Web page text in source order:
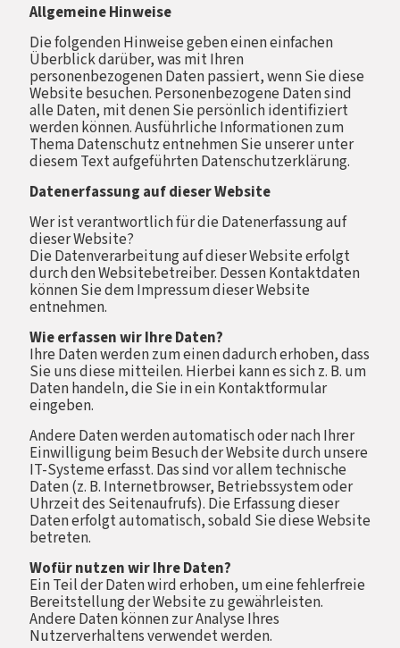
Allgemeine Hinweise
Die folgenden Hinweise geben einen einfachen
Überblick darüber, was mit Ihren
personenbezogenen Daten passiert, wenn Sie diese
Website besuchen. Personenbezogene Daten sind
alle Daten, mit denen Sie persönlich identifiziert
werden können. Ausführliche Informationen zum
Thema Datenschutz entnehmen Sie unserer unter
diesem Text aufgeführten Datenschutzerklärung.
Datenerfassung auf dieser Website
Wer ist verantwortlich für die Datenerfassung auf
dieser Website?
Die Datenverarbeitung auf dieser Website erfolgt
durch den Websitebetreiber. Dessen Kontaktdaten
können Sie dem Impressum dieser Website
entnehmen.
Wie erfassen wir Ihre Daten?
Ihre Daten werden zum einen dadurch erhoben, dass
Sie uns diese mitteilen. Hierbei kann es sich z. B. um
Daten handeln, die Sie in ein Kontaktformular
eingeben.
Andere Daten werden automatisch oder nach Ihrer
Einwilligung beim Besuch der Website durch unsere
IT-Systeme erfasst. Das sind vor allem technische
Daten (z. B. Internetbrowser, Betriebssystem oder
Uhrzeit des Seitenaufrufs). Die Erfassung dieser
Daten erfolgt automatisch, sobald Sie diese Website
betreten.
Wofür nutzen wir Ihre Daten?
Ein Teil der Daten wird erhoben, um eine fehlerfreie
Bereitstellung der Website zu gewährleisten.
Andere Daten können zur Analyse Ihres
Nutzerverhaltens verwendet werden.